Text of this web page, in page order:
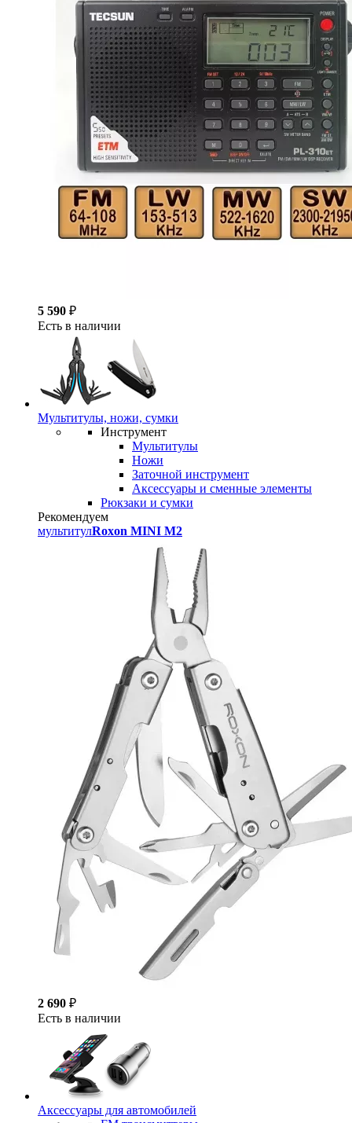
5 590 ₽
Есть в наличии
Мультитулы, ножи, сумки
Инструмент
Мультитулы
Ножи
Заточной инструмент
Аксессуары и сменные элементы
Рюкзаки и сумки
Рекомендуем
мультитулRoxon MINI M2
2 690 ₽
Есть в наличии
Аксессуары для автомобилей